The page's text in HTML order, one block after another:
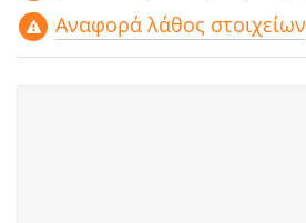
Αναφορά λάθος στοιχείων